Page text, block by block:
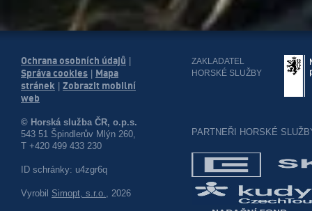
Ochrana osobních údajů
Správa cookies
Mapa
stránek
Zobrazit mobilní
web
© Horská služba ČR, o.p.s.
543 51 Špindlerův Mlýn 260,
T +420 499 433 230
ID schránky: u4zgr6q
Vyrobil Simopt, s.r.o., 2026
ZAKLADATEL
HORSKÉ SLUŽBY
PARTNEŘI HORSKÉ